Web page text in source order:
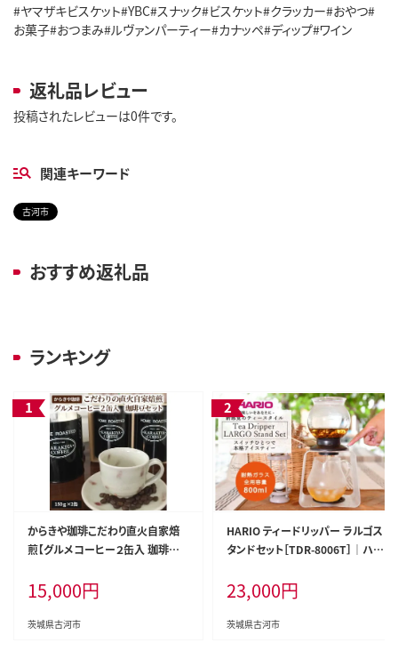
#ヤマザキビスケット#YBC#スナック#ビスケット#クラッカー#おやつ#
お菓子#おつまみ#ルヴァンパーティー#カナッペ#ディップ#ワイン
返礼品レビュー
投稿されたレビューは0件です。
関連キーワード
古河市
おすすめ返礼品
ランキング
からきや珈琲こだわり直火自家焙
煎【グルメコーヒー２缶入 珈琲豆セ
珈琲 豆 コーヒー豆 珈琲豆 飲料 ド
リンク 取り寄せ お取り寄せ 個包装
セット 詰合せ 詰め合わせ 飲み比べ
15,000円
茨城県古河市
HARIO ティードリッパー ラルゴス
タンドセット［TDR-8006T］｜ハリ
用品 キッチン用品 日本製 おしゃれ
かわいい 紅茶 茶 アイスティー ギ
フト_BD05
23,000円
茨城県古河市